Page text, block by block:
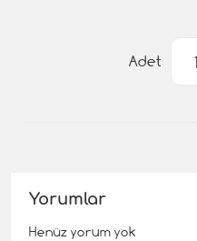
Adet
Yorumlar
Henüz yorum yok